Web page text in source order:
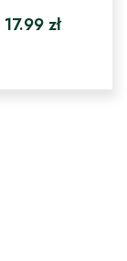
17.99zł
ma